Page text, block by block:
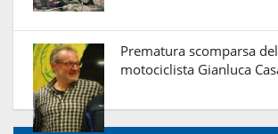
Prematura scomparsa
motociclista Gianluca